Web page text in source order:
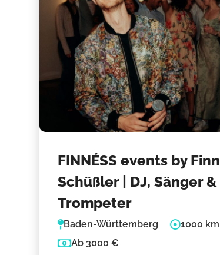
FINNÉSS events by Finn
Schüßler | DJ, Sänger &
Trompeter
Baden-Württemberg
1000 km
Ab 3000 €